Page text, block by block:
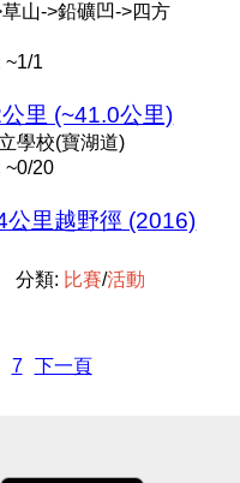
山->鉛礦凹->四方
~1/1
里 (~41.0公里)
學校(寶湖道)
~0/20
公里越野徑 (2016)
分類: 比賽/活動
7 下一頁